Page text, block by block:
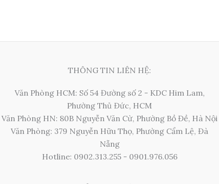
THÔNG TIN LIÊN HỆ:
Văn Phòng HCM: Số 54 Đường số 2 - KDC Him Lam,
Phường Thủ Đức, HCM
Văn Phòng HN: 80B Nguyễn Văn Cừ, Phường Bồ Đề, Hà Nội
Văn Phòng: 379 Nguyễn Hữu Thọ, Phường Cẩm Lệ, Đà
Nẵng
Hotline: 0902.313.255 - 0901.976.056